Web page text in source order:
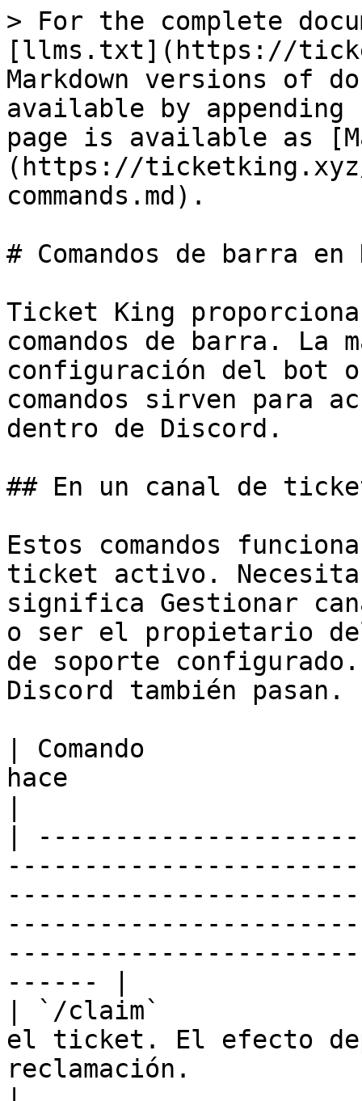
> For the complete
[llms.txt](https://
Markdown versions of
available by
page is available as
(https://
commands.md).
# Comandos de barra en
Ticket King
comandos de barra. La
configuración del bot
comandos sirven para
dentro de Discord.
## En un canal de
Estos comandos
ticket activo.
significa Gestionar
o ser el propietario
de soporte
Discord también pasan.
| Comando
hace
|
------ |
| `/claim`
el ticket. El efecto
reclamación.